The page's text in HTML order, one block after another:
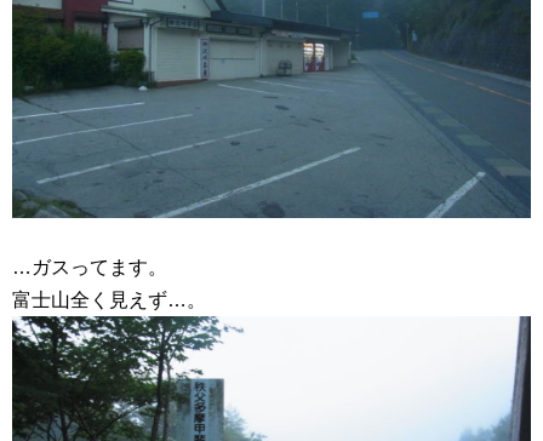
…ガスってます。
富士山全く見えず…。